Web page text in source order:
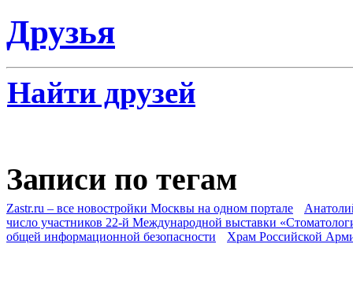
Друзья
Найти друзей
Записи по тегам
Zastr.ru – все новостройки Москвы на одном портале
число участников 22-й Международной выставки
общей информационной безопасности
Храм Российской